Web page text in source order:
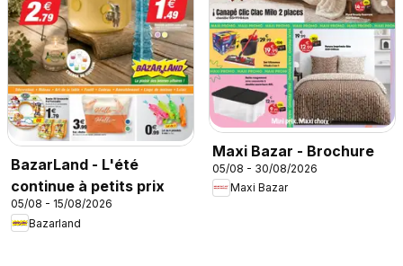
BazarLand - L'été
continue à petits prix
05/08 - 15/08/2026
Bazarland
Maxi Bazar - Brochure
05/08 - 30/08/2026
Maxi Bazar